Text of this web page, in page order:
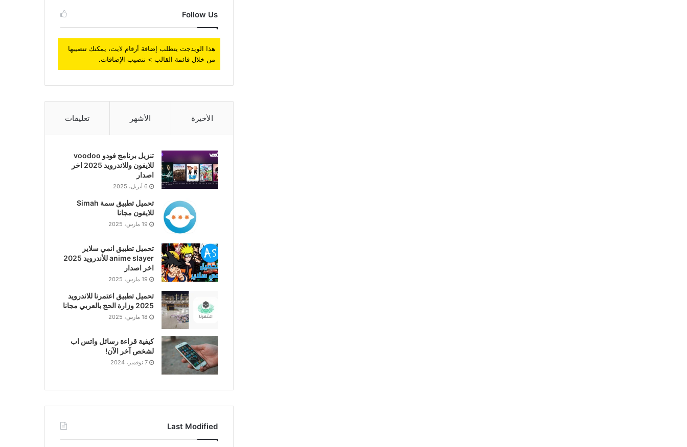
Follow Us
هذا الويدجت يتطلب إضافة أرقام لايت، يمكنك تنصيبها
من خلال قائمة القالب > تنصيب الإضافات.
الأخيرة الأشهر تعليقات
تنزيل برنامج فودو voodoo
للايفون وللاندرويد 2025 اخر
اصدار
6 أبريل، 2025
تحميل تطبيق سمة Simah
للايفون مجانا
19 مارس، 2025
تحميل تطبيق انمي سلاير
anime slayer للأندرويد 2025
اخر اصدار
19 مارس، 2025
تحميل تطبيق اعتمرنا للاندرويد
2025 وزارة الحج بالعربي مجانا
18 مارس، 2025
كيفية قراءة رسائل واتس اب
لشخص آخر الآن!
7 نوفمبر، 2024
Last Modified